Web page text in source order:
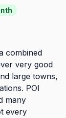
combined
very good
large towns,
POI
many
every